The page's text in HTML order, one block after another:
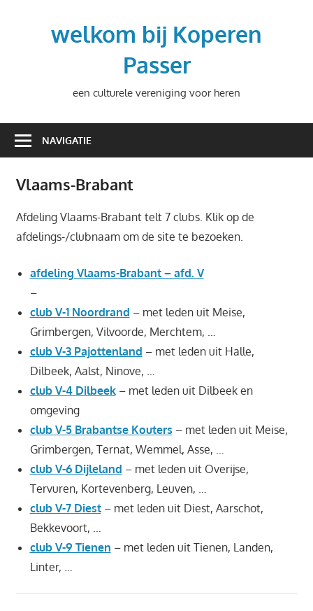
welkom bij Koperen
Passer
een culturele vereniging voor heren
NAVIGATIE
Vlaams-Brabant
Afdeling Vlaams-Brabant telt 7 clubs. Klik op de
afdelings-/clubnaam om de site te bezoeken.
afdeling Vlaams-Brabant – afd. V
–
club V-1 Noordrand – met leden uit Meise,
Grimbergen, Vilvoorde, Merchtem, …
club V-3 Pajottenland – met leden uit Halle,
Dilbeek, Aalst, Ninove, …
club V-4 Dilbeek– met leden uit Dilbeek en
omgeving
club V-5 Brabantse Kouters – met leden uit Meise,
Grimbergen, Ternat, Wemmel, Asse, …
club V-6 Dijleland – met leden uit Overijse,
Tervuren, Kortevenberg, Leuven, …
club V-7 Diest– met leden uit Diest, Aarschot,
Bekkevoort, …
club V-9 Tienen – met leden uit Tienen, Landen,
Linter, …